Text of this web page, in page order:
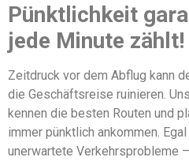
Pünktlichkeit
jede Minute zählt!
Zeitdruck vor dem Abflug kann
die Geschäftsreise ruinieren.
kennen die besten Routen und
immer pünktlich ankommen.
unerwartete Verkehrsprobleme